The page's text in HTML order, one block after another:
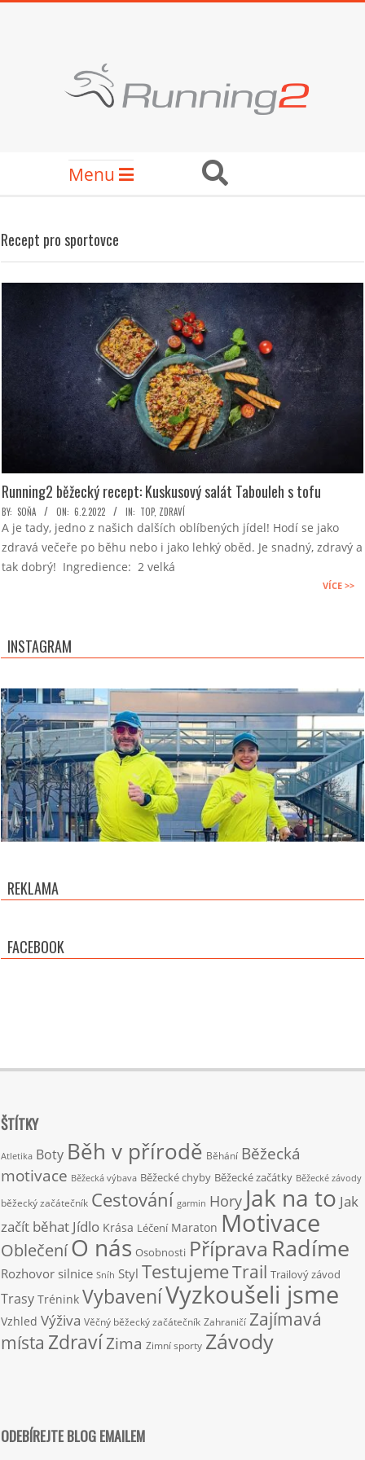
Secondary
Navigation
Menu Search
Recept pro sportovce
Running2 běžecký recept: Kuskusový salát Tabouleh s tofu
2022-
02-
06
BY: SOŇA ON: 6.2.2022 IN: TOP, ZDRAVÍ
A je tady, jedno z našich dalších oblíbených jídel! Hodí se jako
zdravá večeře po běhu nebo i jako lehký oběd. Je snadný, zdravý a
tak dobrý! Ingredience: 2 velká
VÍCE >>
INSTAGRAM
REKLAMA
FACEBOOK
ŠTÍTKY
Atletika Boty Běh v přírodě Běhání Běžecká
motivace Běžecká výbava Běžecké chyby Běžecké začátky Běžecké závody
běžecký začátečník Cestování garmin Hory Jak na to Jak
začít běhat Jídlo Krása Léčení Maraton Motivace
OblečeníO nás Osobnosti Příprava Radíme
Rozhovor silnice Sníh Styl TestujemeTrail Trailový závod
Trasy Trénink VybaveníVyzkoušeli jsme
Vzhled Výživa Věčný běžecký začátečník Zahraničí Zajímavá
místa ZdravíZima Zimní sporty Závody
ODEBÍREJTE BLOG EMAILEM